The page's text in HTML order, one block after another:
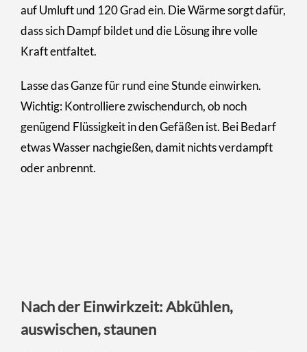
auf Umluft und 120 Grad ein. Die Wärme sorgt dafür,
dass sich Dampf bildet und die Lösung ihre volle
Kraft entfaltet.
Lasse das Ganze für rund eine Stunde einwirken.
Wichtig: Kontrolliere zwischendurch, ob noch
genügend Flüssigkeit in den Gefäßen ist. Bei Bedarf
etwas Wasser nachgießen, damit nichts verdampft
oder anbrennt.
Nach der Einwirkzeit: Abkühlen,
auswischen, staunen